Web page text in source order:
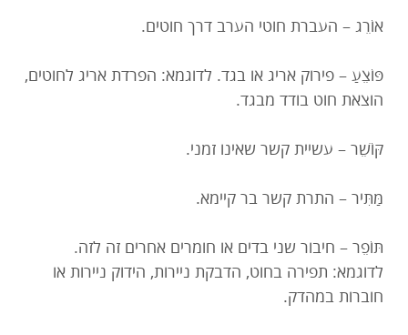
אוֹרֵג – העברת חוטי הערב דרך חוטים.
פּוֹצֵעַ – פירוק אריג או בגד. לדוגמא: הפרדת אריג לחוטים,
הוצאת חוט בודד מבגד.
קּוֹשֵׁר – עשיית קשר שאינו זמני.
מַּתִּיר – התרת קשר בר קיימא.
תּוֹפֵר – חיבור שני בדים או חומרים אחרים זה לזה.
לדוגמא: תפירה בחוט, הדבקת ניירות, הידוק ניירות או
חוברות במהדק.